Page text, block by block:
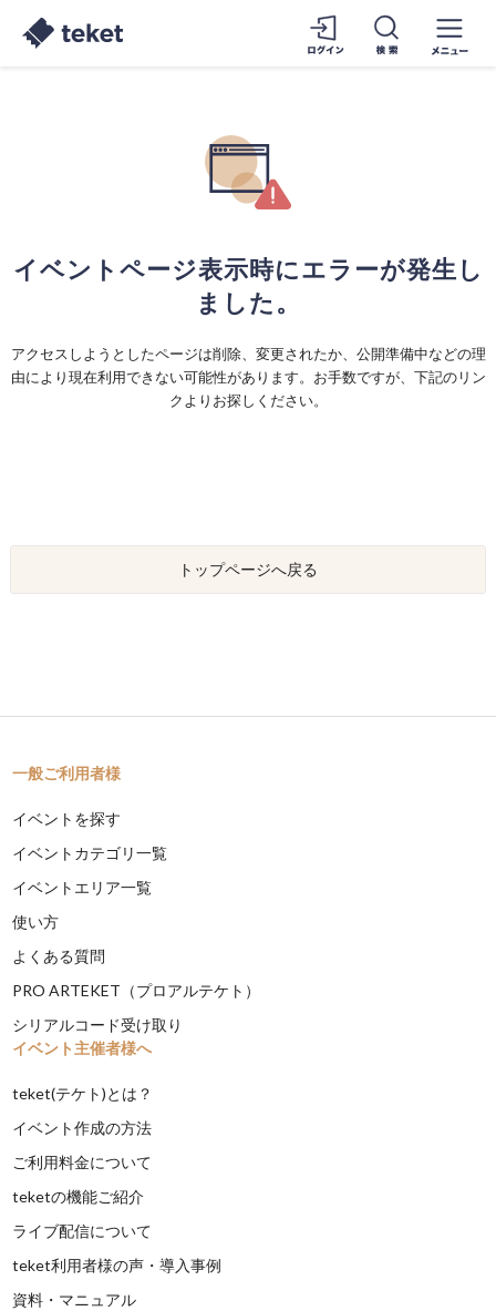
イベントページ表示時にエラーが発生し
ました。
アクセスしようとしたページは削除、変更されたか、公開準備中などの理
由により現在利用できない可能性があります。お手数ですが、下記のリン
クよりお探しください。
トップページへ戻る
一般ご利用者様
イベントを探す
イベントカテゴリ一覧
イベントエリア一覧
使い方
よくある質問
PRO ARTEKET（プロアルテケト）
シリアルコード受け取り
イベント主催者様へ
teket(テケト)とは？
イベント作成の方法
ご利用料金について
teketの機能ご紹介
ライブ配信について
teket利用者様の声・導入事例
資料・マニュアル